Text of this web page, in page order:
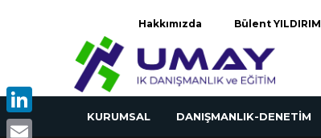
Hakkımızda Bülent YILDIRIM
KURUMSAL DANIŞMANLIK-DENETİM
LinkedIn